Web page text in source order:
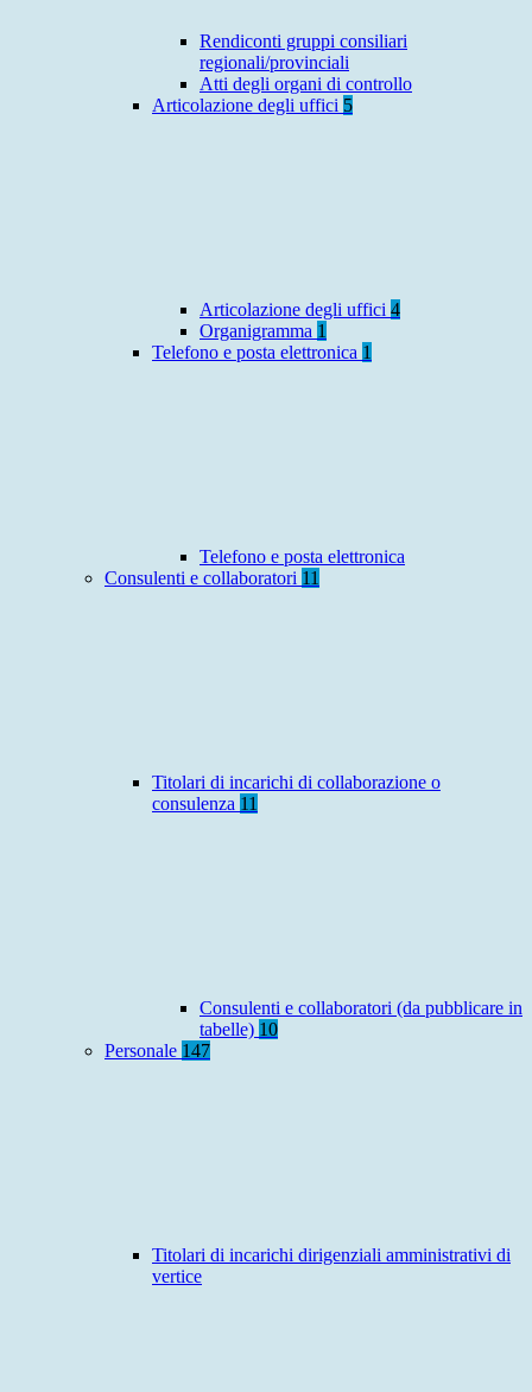
Rendiconti gruppi consiliari
regionali/provinciali
Atti degli organi di controllo
Articolazione degli uffici 5
Articolazione degli uffici 4
Organigramma 1
Telefono e posta elettronica 1
Telefono e posta elettronica
Consulenti e collaboratori 11
Titolari di incarichi di collaborazione o
consulenza 11
Consulenti e collaboratori (da pubblicare in
tabelle) 10
Personale 147
Titolari di incarichi dirigenziali amministrativi di
vertice